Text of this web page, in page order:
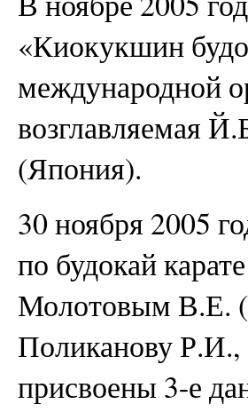
«Киокукшин
международной
возглавляемая
(Япония).
30 ноября 2005
по будокай
Молотовым В.Е.
Поликанову
присвоены 3-е